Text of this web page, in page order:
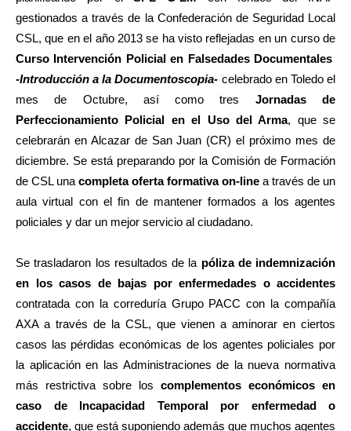
gestionados a través de la Confederación de Seguridad Local
CSL, que en el año 2013 se ha visto reflejadas en un curso de
Curso Intervención Policial en Falsedades Documentales
-Introducción a la Documentoscopia- celebrado en Toledo el
mes de Octubre, así como tres Jornadas de
Perfeccionamiento Policial en el Uso del Arma, que se
celebrarán en Alcazar de San Juan (CR) el próximo mes de
diciembre. Se está preparando por la Comisión de Formación
de CSL una completa oferta formativa on-line a través de un
aula virtual con el fin de mantener formados a los agentes
policiales y dar un mejor servicio al ciudadano.
Se trasladaron los resultados de la póliza de indemnización
en los casos de bajas por enfermedades o accidentes
contratada con la correduría Grupo PACC con la compañía
AXA a través de la CSL, que vienen a aminorar en ciertos
casos las pérdidas económicas de los agentes policiales por
la aplicación en las Administraciones de la nueva normativa
más restrictiva sobre los complementos económicos en
caso de Incapacidad Temporal por enfermedad o
accidente, que está suponiendo además que muchos agentes